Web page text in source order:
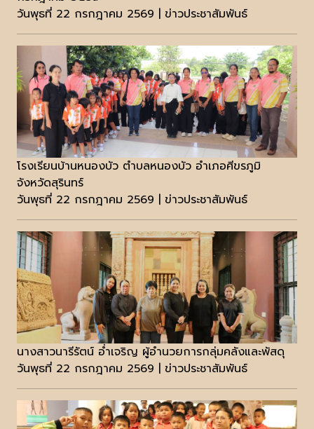
วันพุธที่ 22 กรกฎาคม 2569 | ข่าวประชาสัมพันธ์
โรงเรียนบ้านหนองบัว ตำบลหนองบัว อำเภอศีขรภูมิ
จังหวัดสุรินทร์
วันพุธที่ 22 กรกฎาคม 2569 | ข่าวประชาสัมพันธ์
นางสาวนารีรัตน์ อ่ำเจริญ ผู้อำนวยการกลุ่มคลังและพัสดุ
วันพุธที่ 22 กรกฎาคม 2569 | ข่าวประชาสัมพันธ์